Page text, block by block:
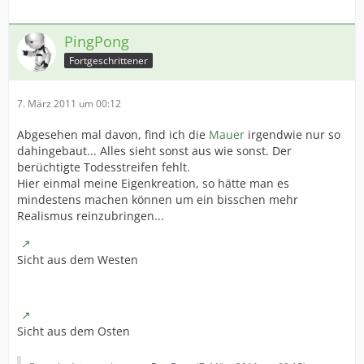
PingPong
Fortgeschrittener
7. März 2011 um 00:12
Abgesehen mal davon, find ich die Mauer irgendwie nur so
dahingebaut... Alles sieht sonst aus wie sonst. Der
berüchtigte Todesstreifen fehlt.
Hier einmal meine Eigenkreation, so hätte man es
mindestens machen können um ein bisschen mehr
Realismus reinzubringen...
Sicht aus dem Westen
Sicht aus dem Osten